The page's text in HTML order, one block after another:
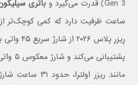
Gen 3) قدرت می‌گیرد و
باتری
ساعت ظرفیت دارد که کمی کوچک‌تر از
مانند ریزر